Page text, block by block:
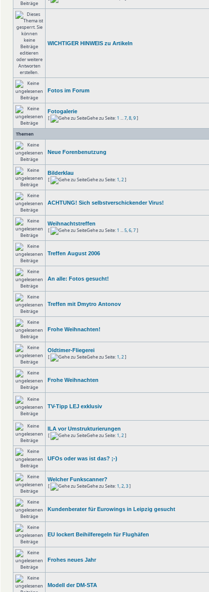
WICHTIGER HINWEIS zu Artikeln
Fotos im Forum
Fotogalerie
[ Gehe zu Seite: 1 ...7,8,9]
Themen
Neue Forenbenutzung
Bilderklau
[ Gehe zu Seite: 1,2]
ACHTUNG! Sich selbstverschickender Virus!
Weihnachtstreffen
[ Gehe zu Seite: 1 ...5,6,7]
Treffen August 2006
An alle: Fotos gesucht!
Treffen mit Dmytro Antonov
Frohe Weihnachten!
Oldtimer-Fliegerei
[ Gehe zu Seite: 1,2]
Frohe Weihnachten
TV-Tipp LEJ exklusiv
ILA vor Umstrukturierungen
[ Gehe zu Seite: 1,2]
UFOs oder was ist das? ;-)
Welcher Funkscanner?
[ Gehe zu Seite: 1,2,3]
Kundenberater für Eurowings in Leipzig gesucht
EU lockert Beihilferegeln für Flughäfen
Frohes neues Jahr
Modell der DM-STA